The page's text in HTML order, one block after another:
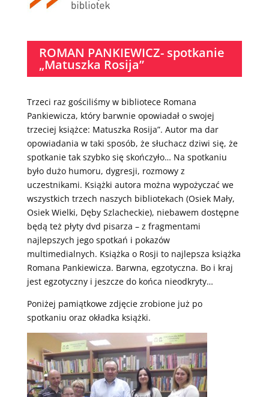
ROMAN PANKIEWICZ- spotkanie
„Matuszka Rosija”
Trzeci raz gościliśmy w bibliotece Romana
Pankiewicza, który barwnie opowiadał o swojej
trzeciej książce: Matuszka Rosija”. Autor ma dar
opowiadania w taki sposób, że słuchacz dziwi się, że
spotkanie tak szybko się skończyło… Na spotkaniu
było dużo humoru, dygresji, rozmowy z
uczestnikami. Książki autora można wypożyczać we
wszystkich trzech naszych bibliotekach (Osiek Mały,
Osiek Wielki, Dęby Szlacheckie), niebawem dostępne
będą też płyty dvd pisarza – z fragmentami
najlepszych jego spotkań i pokazów
multimedialnych. Książka o Rosji to najlepsza książka
Romana Pankiewicza. Barwna, egzotyczna. Bo i kraj
jest egzotyczny i jeszcze do końca nieodkryty…
Poniżej pamiątkowe zdjęcie zrobione już po
spotkaniu oraz okładka książki.